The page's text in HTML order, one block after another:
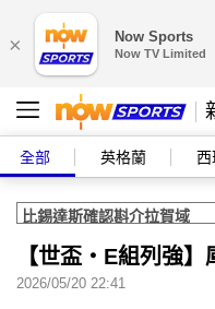
× Now Sports
Now TV Limited
全部 英格蘭 西
【世盃‧E組列強】
2026/05/20 22:41